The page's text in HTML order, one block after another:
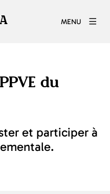
MENU
du
et participer à